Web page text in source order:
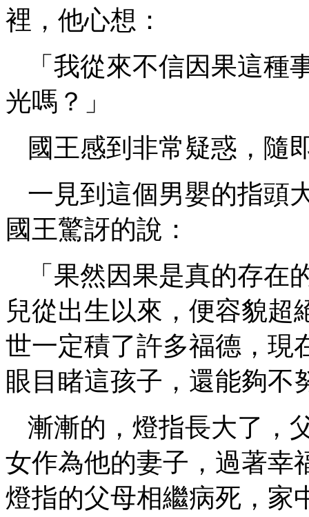
裡，他心想：
「我從來不信因果這
光嗎？」
國王感到非常疑惑，隨
一見到這個男嬰的指頭
國王驚訝的說：
「果然因果是真的存
兒從出生以來，便容貌超
世一定積了許多福德，現
眼目睹這孩子，還能夠不
漸漸的，燈指長大了，
女作為他的妻子，過著幸
燈指的父母相繼病死，家